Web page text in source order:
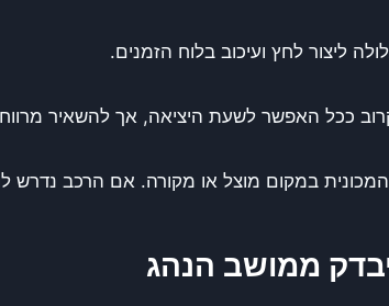
ליצור לחץ ועיכוב בלוח הזמנים.
ככל האפשר לשעת היציאה, אך להשאיר מרווח
במקום מוצל או מקורה. אם הרכב נדרש
ממושב הנהג